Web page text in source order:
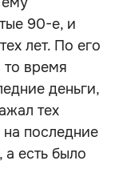
90-е, и
лет. По его
то время
деньги,
тех
последние
есть было